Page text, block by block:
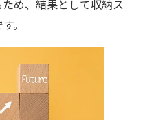
め、結果として収納ス
。